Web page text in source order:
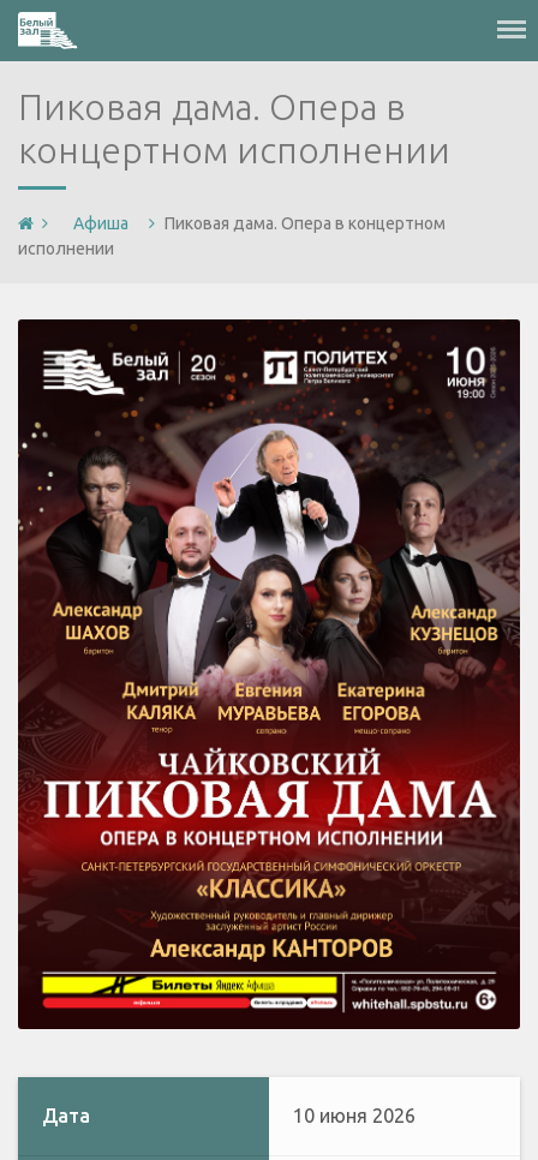
Меню
Пиковая дама. Опера в
концертном исполнении
Афиша
Пиковая дама. Опера в концертном
исполнении
Дата 10 июня 2026